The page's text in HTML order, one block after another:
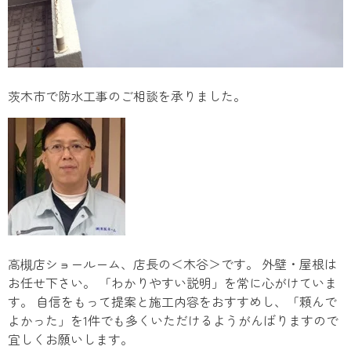
茨木市で防水工事のご相談を承りました。
高槻店ショールーム、店長の＜木谷＞です。 外壁・屋根は
お任せ下さい。 「わかりやすい説明」を常に心がけていま
す。 自信をもって提案と施工内容をおすすめし、「頼んで
よかった」を1件でも多くいただけるようがんばりますので
宜しくお願いします。